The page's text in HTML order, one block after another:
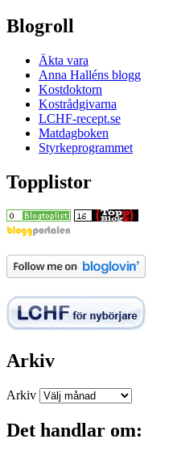
Blogroll
Äkta vara
Anna Halléns blogg
Kostdoktorn
Kostrådgivarna
LCHF-recept.se
Matdagboken
Styrkeprogrammet
Topplistor
Arkiv
Arkiv
Det handlar om: